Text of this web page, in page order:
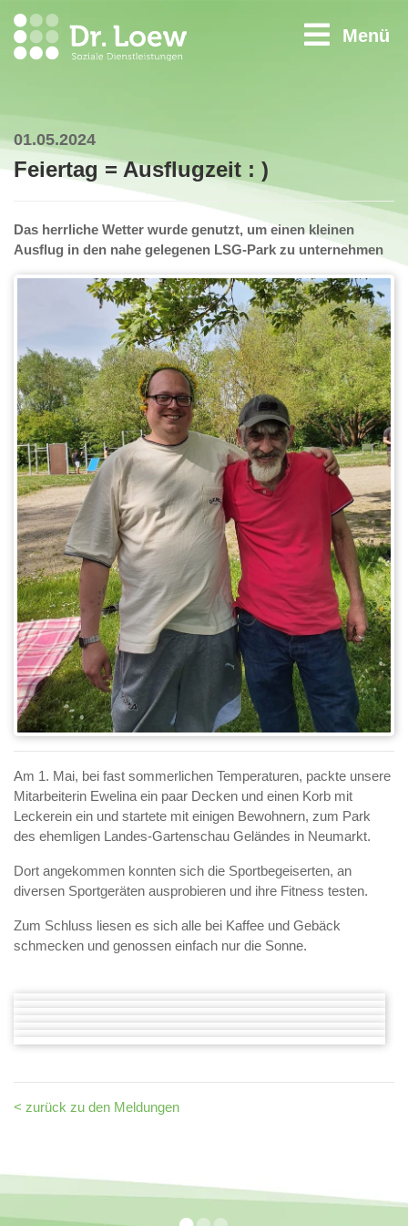
Menü
01.05.2024
Feiertag = Ausflugzeit : )
Das herrliche Wetter wurde genutzt, um einen kleinen
Ausflug in den nahe gelegenen LSG-Park zu unternehmen
Am 1. Mai, bei fast sommerlichen Temperaturen, packte unsere
Mitarbeiterin Ewelina ein paar Decken und einen Korb mit
Leckerein ein und startete mit einigen Bewohnern, zum Park
des ehemligen Landes-Gartenschau Geländes in Neumarkt.
Dort angekommen konnten sich die Sportbegeiserten, an
diversen Sportgeräten ausprobieren und ihre Fitness testen.
Zum Schluss liesen es sich alle bei Kaffee und Gebäck
schmecken und genossen einfach nur die Sonne.
< zurück zu den Meldungen